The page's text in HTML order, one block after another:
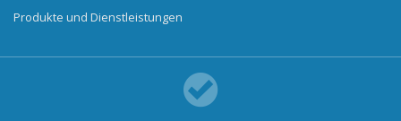
Produkte und Dienstleistungen